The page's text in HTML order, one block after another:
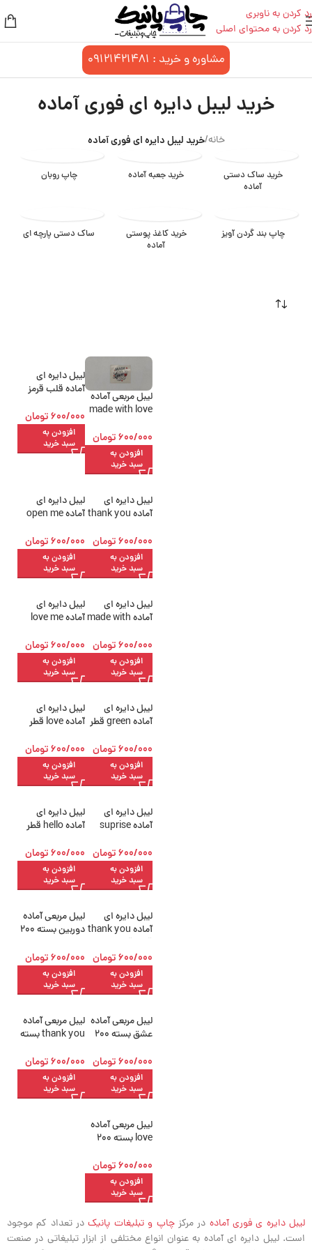
رد کردن به ناوبری
رد کردن به محتوای اصلی
مشاوره و خرید : 09121421481
خرید لیبل دایره ای فوری آماده
خانه/خرید لیبل دایره ای فوری آماده
خرید ساک دستی
آماده
خرید جعبه آماده چاپ روبان
چاپ بند گردن آویز
خرید کاغذ پوستی
آماده
ساک دستی پارچه ای
لیبل مربعی آماده
made with love
600/000تومان
افزودن به
سبد خرید
لیبل دایره ای
آماده قلب قرمز
متر بسته 200
عددی
600/000تومان
افزودن به
سبد خرید
لیبل دایره ای
آماده thank you
متر بسته 200
عددی
600/000تومان
افزودن به
سبد خرید
لیبل دایره ای
آماده open me
متر بسته 200
عددی
600/000تومان
افزودن به
سبد خرید
لیبل دایره ای
آماده made with
متر بسته 200
عددی
600/000تومان
افزودن به
سبد خرید
لیبل دایره ای
آماده love me
متر بسته 200
عددی
600/000تومان
افزودن به
سبد خرید
لیبل دایره ای
آماده green قطر
بسته 200 عددی
600/000تومان
افزودن به
سبد خرید
لیبل دایره ای
آماده love قطر
بسته 200 عددی
600/000تومان
افزودن به
سبد خرید
لیبل دایره ای
آماده suprise
متر بسته 200
عددی
600/000تومان
افزودن به
سبد خرید
لیبل دایره ای
آماده hello قطر
بسته 200 عددی
600/000تومان
افزودن به
سبد خرید
لیبل دایره ای
آماده thank you
سانتی متر بسته
200 عددی
600/000تومان
افزودن به
سبد خرید
لیبل مربعی آماده
دوربین بسته 200
600/000تومان
افزودن به
سبد خرید
لیبل مربعی آماده
عشق بسته 200
600/000تومان
افزودن به
سبد خرید
لیبل مربعی آماده
thank you بسته
600/000تومان
افزودن به
سبد خرید
لیبل مربعی آماده
love بسته 200
600/000تومان
افزودن به
سبد خرید
لیبل دایره ی فوری آماده در مرکزچاپ و تبلیغات پانیکدر تعداد کم موجود
است. لیبل دایره ای آماده به عنوان انواع مختلفی از ابزار تبلیغاتی در صنعت